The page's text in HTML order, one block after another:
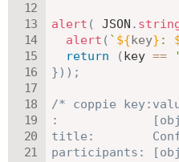
alert ( JSON .
alert ( ` ${key} :
return
(key ==
}) ) ;
/* coppie
:
title:
participants: